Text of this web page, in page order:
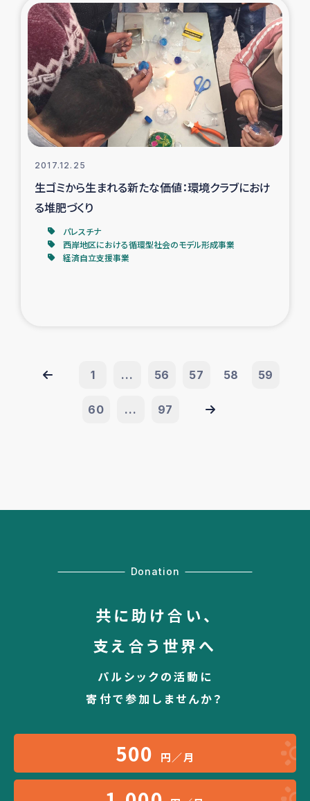
2017.12.25
生ゴミから生まれる新たな価値：環境クラブにおけ
る堆肥づくり
パレスチナ
西岸地区における循環型社会のモデル形成事業
経済自立支援事業
1 ... 56 57 58 59
60 ... 97
Donation
共に助け合い、
支え合う世界へ
パルシックの活動に
寄付で参加しませんか？
500 円／月